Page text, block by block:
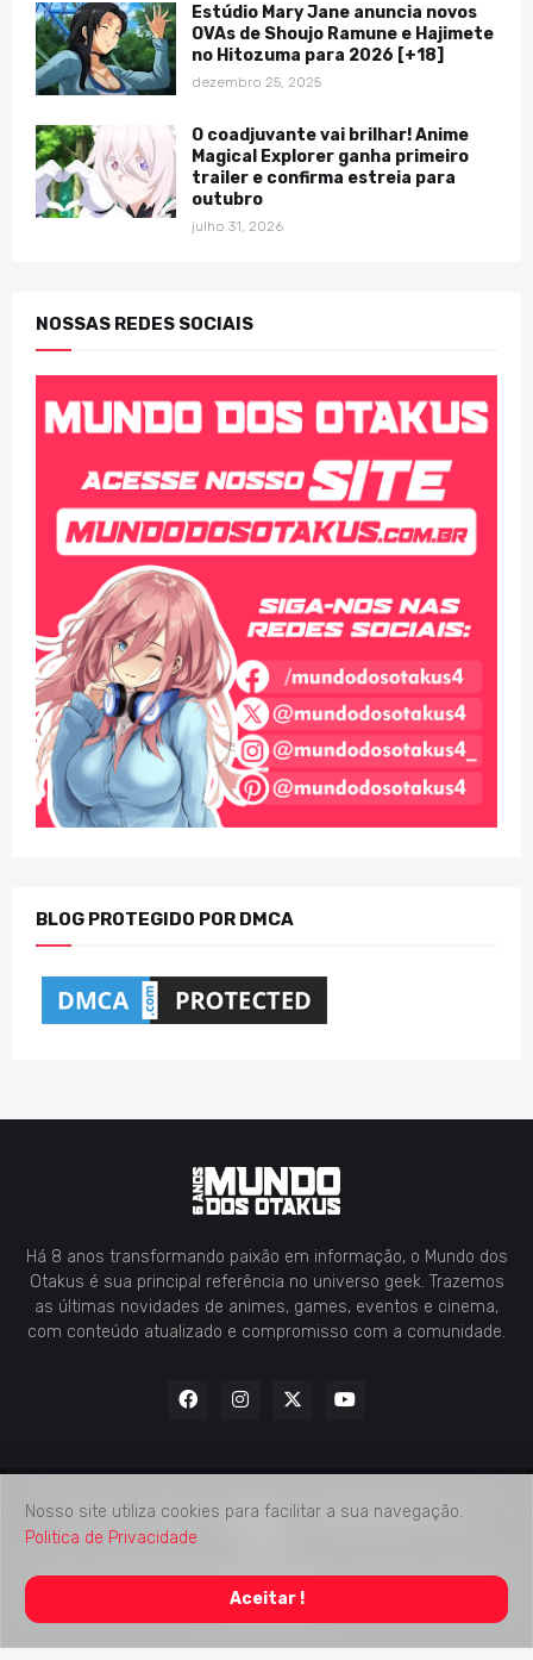
Estúdio Mary Jane anuncia novos
OVAs de Shoujo Ramune e Hajimete
no Hitozuma para 2026 [+18]
dezembro 25, 2025
O coadjuvante vai brilhar! Anime
Magical Explorer ganha primeiro
trailer e confirma estreia para
outubro
julho 31, 2026
NOSSAS REDES SOCIAIS
BLOG PROTEGIDO POR DMCA
Há 8 anos transformando paixão em informação, o Mundo dos
Otakus é sua principal referência no universo geek. Trazemos
as últimas novidades de animes, games, eventos e cinema,
com conteúdo atualizado e compromisso com a comunidade.
Reservados
Home Contato Midia Kit
Verificação de Fatos
Nosso site utiliza cookies para facilitar a sua navegação.
Politica de Privacidade
Aceitar !